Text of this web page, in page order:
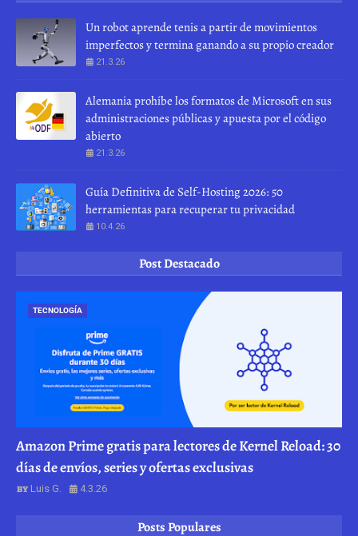
Un robot aprende tenis a partir de movimientos
imperfectos y termina ganando a su propio creador
21.3.26
Alemania prohíbe los formatos de Microsoft en sus
administraciones públicas y apuesta por el código
abierto
21.3.26
Guía Definitiva de Self-Hosting 2026: 50
herramientas para recuperar tu privacidad
10.4.26
Post Destacado
TECNOLOGÍA
Amazon Prime gratis para lectores de Kernel Reload: 30
días de envíos, series y ofertas exclusivas
Luis G. 4.3.26
Posts Populares